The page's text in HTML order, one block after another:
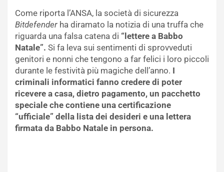
Come riporta l’ANSA, la società di sicurezza
Bitdefender ha diramato la notizia di una truffa che
riguarda una falsa catena di “lettere a Babbo
Natale”. Si fa leva sui sentimenti di sprovveduti
genitori e nonni che tengono a far felici i loro piccoli
durante le festività più magiche dell’anno. I
criminali informatici fanno credere di poter
ricevere a casa, dietro pagamento, un pacchetto
speciale che contiene una certificazione
“ufficiale” della lista dei desideri e una lettera
firmata da Babbo Natale in persona.